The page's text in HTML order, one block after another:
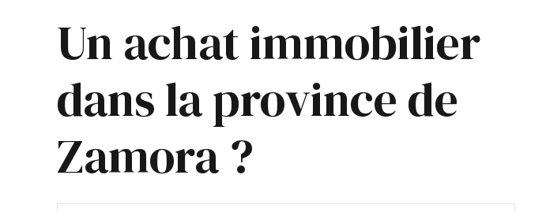
Un achat immobilier
dans la province de
Zamora ?